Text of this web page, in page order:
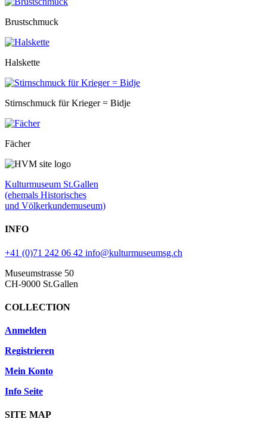
Brustschmuck
Halskette
Stirnschmuck für Krieger = Bidje
Fächer
Kulturmuseum St.Gallen
(ehemals Historisches
und Völkerkundemuseum)
INFO
+41 (0)71 242 06 42 info@kulturmuseumsg.ch
Museumstrasse 50
CH-9000 St.Gallen
COLLECTION
Anmelden
Registrieren
Mein Konto
Info Seite
SITE MAP